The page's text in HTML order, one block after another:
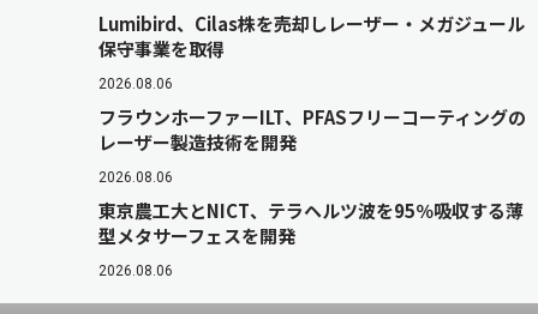
Lumibird、Cilas株を売却しレーザー・メガジュール
保守事業を取得
2026.08.06
フラウンホーファーILT、PFASフリーコーティングの
レーザー製造技術を開発
2026.08.06
東京農工大とNICT、テラヘルツ波を95％吸収する薄
型メタサーフェスを開発
2026.08.06